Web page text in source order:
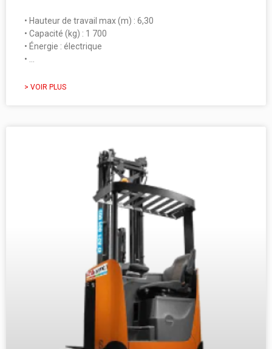
• Hauteur de travail max (m) : 6,30
• Capacité (kg) : 1 700
• Énergie : électrique
• …
> VOIR PLUS